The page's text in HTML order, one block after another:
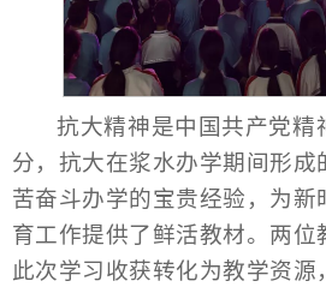
抗大精神是中国共产党精
分，抗大在浆水办学期间形成
苦奋斗办学的宝贵经验，为新
育工作提供了鲜活教材。两位
此次学习收获转化为教学资源